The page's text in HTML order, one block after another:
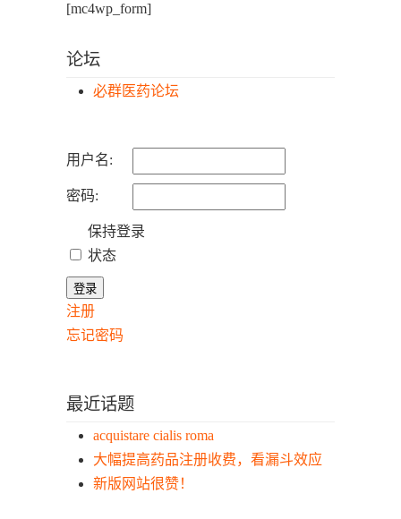
[mc4wp_form]
论坛
必群医药论坛
用户名:
密码:
保持登录
状态
登录
注册
忘记密码
最近话题
acquistare cialis roma
大幅提高药品注册收费，看漏斗效应
新版网站很赞！